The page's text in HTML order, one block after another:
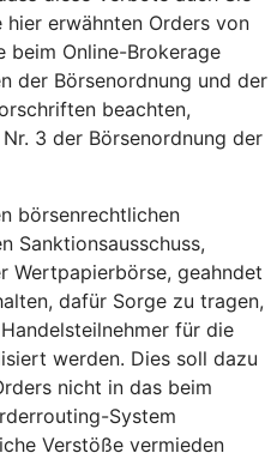
erwähnten Orders von
beim Online-Brokerage
der Börsenordnung und der
beachten,
3 der Börsenordnung der
börsenrechtlichen
Sanktionsausschuss,
Wertpapierbörse, geahndet
dafür Sorge zu tragen,
für die
werden. Dies soll dazu
nicht in das beim
System
Verstöße vermieden